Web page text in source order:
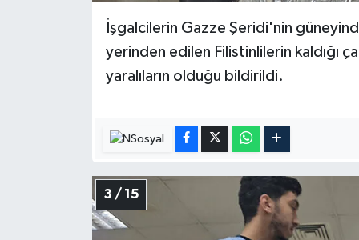
İşgalcilerin Gazze Şeridi'nin
yerinden edilen Filistinlilerin kaldığı
yaralıların olduğu bildirildi.
3 / 15
Karabük Müftülüğü
Karaman Müftülüğü
Kastamonu Müftülüğü
Kayseri Müftülüğü